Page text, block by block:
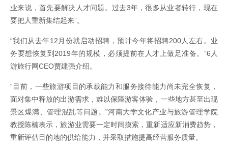
业来说，首先要解决人才问题。过去3年，很多从业者转行，现在
要把人重新集结起来”。
“我们从去年12月份就启动招聘，预计今年将招聘200人左右。业
务要想恢复到2019年的规模，必须提前在人才上做足准备。”6人
游旅行网CEO贾建强介绍。
“目前，一些旅游项目的承载能力和服务接待能力尚未完全恢复，
面对集中释放的出游需求，难以保障游客体验，一些地方甚至出现
景区爆满、管理混乱等问题。”河南大学文化产业与旅游管理学院
教授陈楠表示，旅游业需要一定时间摸索，重新适应新消费趋势，
重新评估目的地的供给能力，并采取措施提高经营服务质量。